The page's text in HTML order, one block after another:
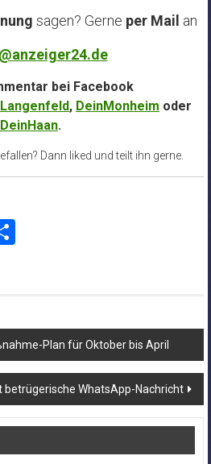
sagen? Gerne per Mail an
bei Facebook
, DeinMonheim oder
DeinHaan.
Dann liked und teilt ihn gerne.
Teilen
Plan für Oktober bis April
WhatsApp-Nachricht